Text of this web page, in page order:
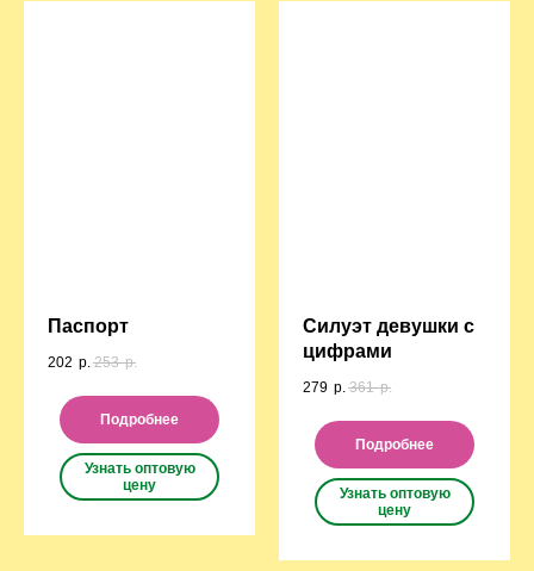
Паспорт
202 р. 253 р.
Подробнее
Узнать оптовую
цену
Силуэт девушки с
цифрами
279 р. 361 р.
Подробнее
Узнать оптовую
цену